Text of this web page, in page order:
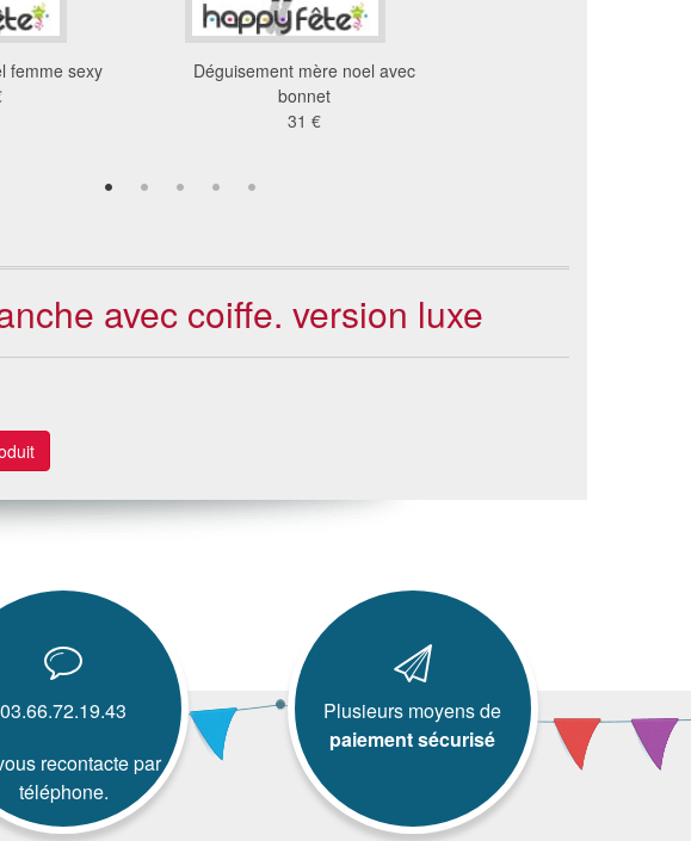
femme sexy
Déguisement mère noel avec
bonnet
31 €
avec coiffe. version luxe
03.66.72.19.43
recontacte par
téléphone.
Plusieurs moyens de
paiement sécurisé